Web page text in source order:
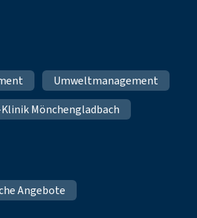
Umweltmanagement
Klinik Mönchengladbach
Angebote